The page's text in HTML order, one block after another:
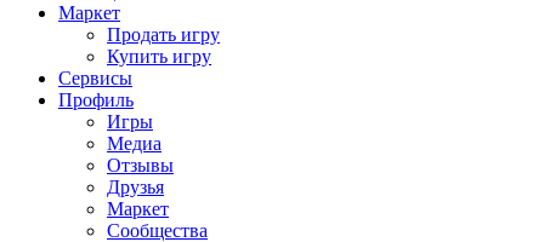
Маркет
Продать игру
Купить игру
Сервисы
Профиль
Игры
Медиа
Отзывы
Друзья
Маркет
Сообщества